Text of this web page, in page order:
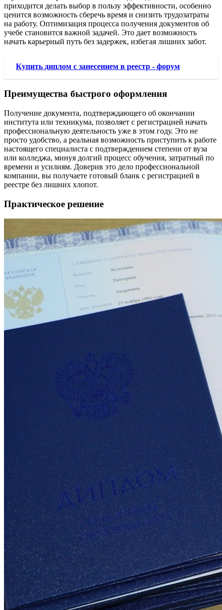
приходится делать выбор в пользу эффективности, особенно
ценится возможность сберечь время и снизить трудозатраты
на работу. Оптимизация процесса получения документов об
учебе становится важной задачей. Это дает возможность
начать карьерный путь без задержек, избегая лишних забот.
Купить диплом с занесением в реестр - форум
Преимущества быстрого оформления
Получение документа, подтверждающего об окончании
института или техникума, позволяет с регистрацией начать
профессиональную деятельность уже в этом году. Это не
просто удобство, а реальная возможность приступить к работе
настоящего специалиста с подтверждением степени от вуза
или колледжа, минуя долгий процесс обучения, затратный по
времени и усилиям. Доверив это дело профессиональной
компании, вы получаете готовый бланк с регистрацией в
реестре без лишних хлопот.
Практическое решение